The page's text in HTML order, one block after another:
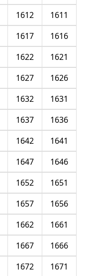
1611
1612
1616
1617
1621
1622
1626
1627
1631
1632
1636
1637
1641
1642
1646
1647
1651
1652
1656
1657
1661
1662
1666
1667
1671
1672